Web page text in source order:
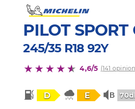
PILOT SPORT
245/35 R18 92Y
4,6/5 (141
D E